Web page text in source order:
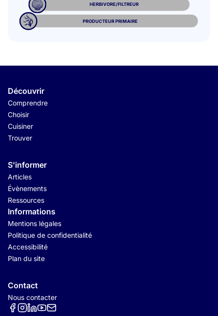
HERBIVORE/FILTREUR
PRODUCTEUR PRIMAIRE
Découvrir
Comprendre
Choisir
Cuisiner
Trouver
S'informer
Articles
Évènements
Ressources
Informations
Mentions légales
Politique de confidentialité
Accessibilité
Plan du site
Contact
Nous contacter
Réseaux sociaux